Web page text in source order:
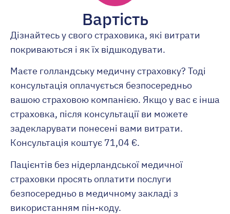
Вартість
Дізнайтесь у свого страховика, які витрати
покриваються і як їх відшкодувати.
Маєте голландську медичну страховку? Тоді
консультація оплачується безпосередньо
вашою страховою компанією. Якщо у вас є інша
страховка, після консультації ви можете
задекларувати понесені вами витрати.
Консультація коштує 71,04 €.
Пацієнтів без нідерландської медичної
страховки просять оплатити послуги
безпосередньо в медичному закладі з
використанням пін-коду.